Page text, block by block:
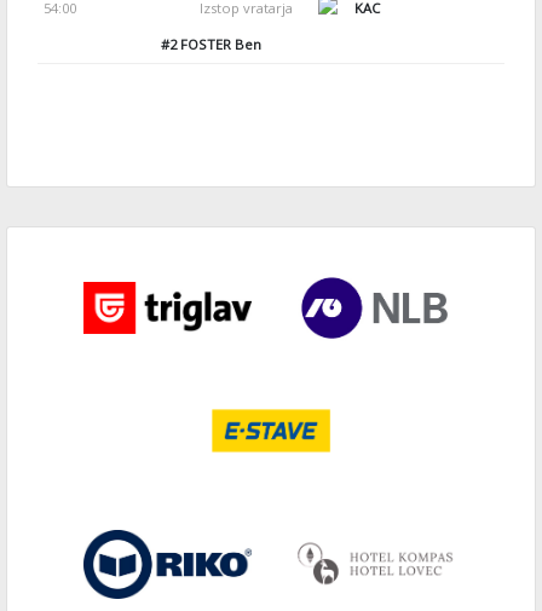
54:00 Izstop vratarja
KAC
#2FOSTER Ben